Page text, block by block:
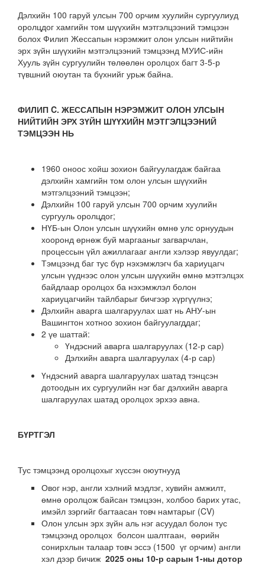
Дэлхийн 100 гаруй улсын 700 орчим хуулийн сургуулиуд
оролцдог хамгийн том шүүхийн мэтгэлцээний тэмцээн
болох Филип Жессапын нэрэмжит олон улсын нийтийн
эрх зүйн шүүхийн мэтгэлцээний тэмцээнд МУИС-ийн
Хууль зүйн сургуулийн төлөөлөн оролцох багт 3-5-р
түвшний оюутан та бүхнийг урьж байна.
ФИЛИП C. ЖЕССАПЫН НЭРЭМЖИТ ОЛОН УЛСЫН
НИЙТИЙН ЭРХ ЗҮЙН ШҮҮХИЙН МЭТГЭЛЦЭЭНИЙ
ТЭМЦЭЭН НЬ
1960 оноос хойш зохион байгуулагдаж байгаа
дэлхийн хамгийн том олон улсын шүүхийн
мэтгэлцээний тэмцээн;
Дэлхийн 100 гаруй улсын 700 орчим хуулийн
сургууль оролцдог;
НҮБ-ын Олон улсын шүүхийн өмнө улс орнуудын
хооронд өрнөж буй маргааныг загварчлан,
процессын үйл ажиллагааг англи хэлээр явуулдаг;
Тэмцээнд баг тус бүр нэхэмжлэгч ба хариуцагч
улсын үүднээс олон улсын шүүхийн өмнө мэтгэлцэх
байдлаар оролцох ба нэхэмжлэл болон
хариуцагчийн тайлбарыг бичгээр хүргүүлнэ;
Дэлхийн аварга шалгаруулах шат нь АНУ-ын
Вашингтон хотноо зохион байгуулагддаг;
2 үе шаттай:
Үндэсний аварга шалгаруулах (12-р сар)
Дэлхийн аварга шалгаруулах (4-р сар)
Үндэсний аварга шалгаруулах шатад тэнцсэн
дотоодын их сургуулийн нэг баг дэлхийн аварга
шалгаруулах шатад оролцох эрхээ авна.
БҮРТГЭЛ
Тус тэмцээнд оролцохыг хүссэн оюутнууд
Овог нэр, англи хэлний мэдлэг, хувийн амжилт,
өмнө оролцож байсан тэмцээн, холбоо барих утас,
имэйл зэргийг багтаасан товч намтарыг (CV)
Олон улсын эрх зүйн аль нэг асуудал болон тус
тэмцээнд оролцох болсон шалтгаан, өөрийн
сонирхлын талаар товч эссэ (1500 үг орчим) англи
хэл дээр бичиж 2025 оны 10-р сарын 1-ны дотор